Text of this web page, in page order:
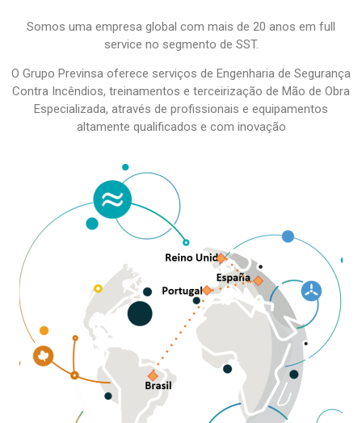
Somos uma empresa global com mais de 20 anos em full
service no segmento de SST.
O Grupo Previnsa oferece serviços de Engenharia de Segurança
Contra Incêndios, treinamentos e terceirização de Mão de Obra
Especializada, através de profissionais e equipamentos
altamente qualificados e com inovação